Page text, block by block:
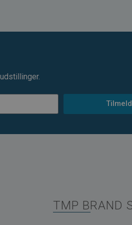
Tilmeld
TMP BRAND